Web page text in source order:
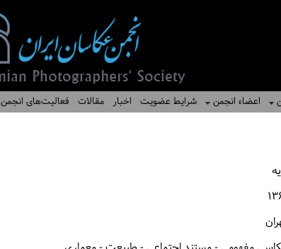
اعضاء انجمن شرایط عضویت اخبار مقالات فعالیت‌های انجمن